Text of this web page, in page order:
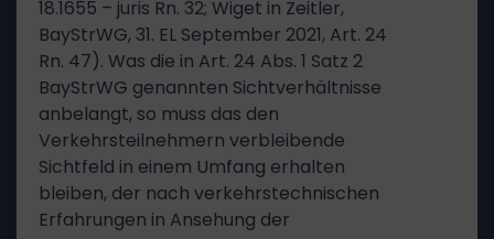
18.1655 – juris Rn. 32; Wiget in Zeitler,
BayStrWG, 31. EL September 2021, Art. 24
Rn. 47). Was die in Art. 24 Abs. 1 Satz 2
BayStrWG genannten Sichtverhältnisse
anbelangt, so muss das den
Verkehrsteilnehmern verbleibende
Sichtfeld in einem Umfang erhalten
bleiben, der nach verkehrstechnischen
Erfahrungen in Ansehung der